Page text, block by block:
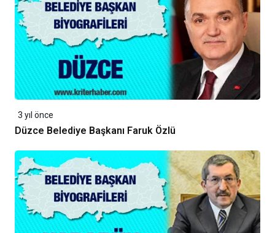
3 yıl önce
Düzce Belediye Başkanı Faruk Özlü